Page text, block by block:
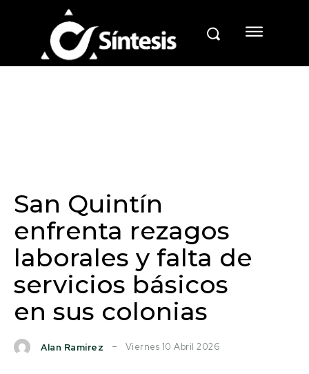
San Quintín
enfrenta rezagos
laborales y falta de
servicios básicos
en sus colonias
Alan Ramírez Viernes 10 Abril 2026